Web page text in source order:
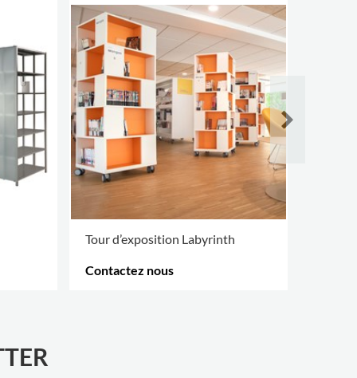
Tour d’exposition Labyrinth
Contactez nous